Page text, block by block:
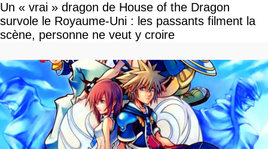
Un « vrai » dragon de House of the Dragon
survole le Royaume-Uni : les passants filment la
scène, personne ne veut y croire